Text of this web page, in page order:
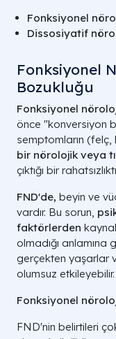
Fonksiyonel
Dissosiyatif
Fonksiyonel
Bozukluğu
Fonksiyonel
önce "konversiyon
semptomların
bir nörolojik veya
çıktığı bir
FND'de, beyin ve
vardır. Bu sorun,
faktörlerden
olmadığı anlamına
gerçekten yaşarlar
olumsuz etkileyebilir.
Fonksiyonel
FND'nin belirtileri